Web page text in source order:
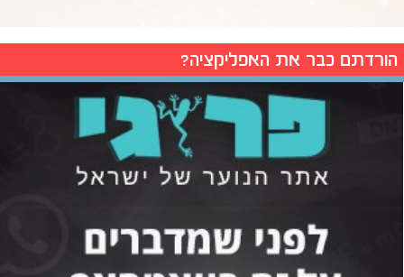
הורדתם כבר את האפליקציה?